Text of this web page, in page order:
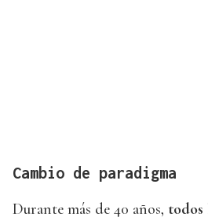
Cambio de paradigma
Durante más de 40 años, todos